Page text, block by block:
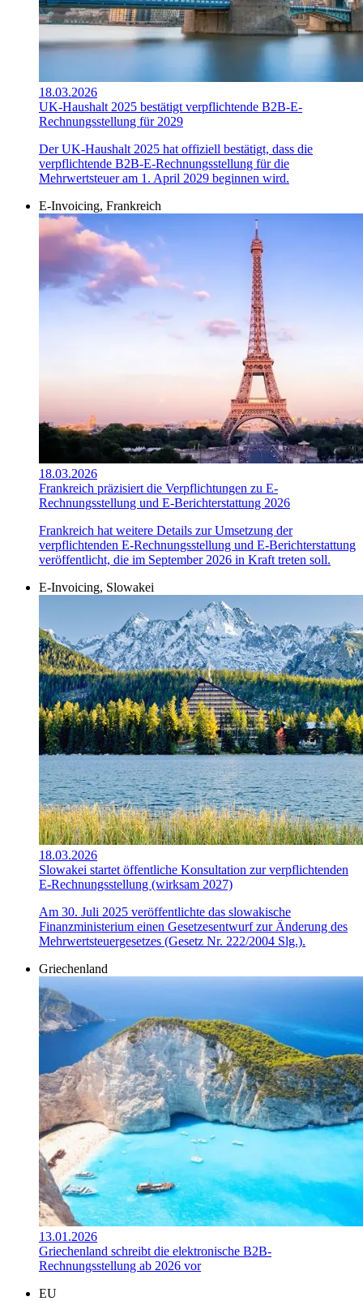
18.03.2026
UK-Haushalt 2025 bestätigt verpflichtende B2B-E-
Rechnungsstellung für 2029
Der UK-Haushalt 2025 hat offiziell bestätigt, dass die
verpflichtende B2B-E-Rechnungsstellung für die
Mehrwertsteuer am 1. April 2029 beginnen wird.
E-Invoicing, Frankreich
18.03.2026
Frankreich präzisiert die Verpflichtungen zu E-
Rechnungsstellung und E-Berichterstattung 2026
Frankreich hat weitere Details zur Umsetzung der
verpflichtenden E-Rechnungsstellung und E-Berichterstattung
veröffentlicht, die im September 2026 in Kraft treten soll.
E-Invoicing, Slowakei
18.03.2026
Slowakei startet öffentliche Konsultation zur verpflichtenden
E-Rechnungsstellung (wirksam 2027)
Am 30. Juli 2025 veröffentlichte das slowakische
Finanzministerium einen Gesetzesentwurf zur Änderung des
Mehrwertsteuergesetzes (Gesetz Nr. 222/2004 Slg.).
Griechenland
13.01.2026
Griechenland schreibt die elektronische B2B-
Rechnungsstellung ab 2026 vor
EU